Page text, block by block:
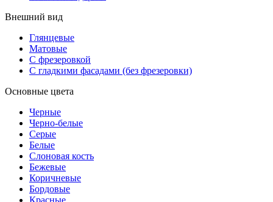
Внешний вид
Глянцевые
Матовые
С фрезеровкой
С гладкими фасадами (без фрезеровки)
Основные цвета
Черные
Черно-белые
Серые
Белые
Слоновая кость
Бежевые
Коричневые
Бордовые
Красные